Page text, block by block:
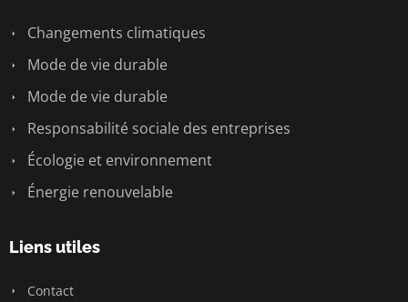
Changements climatiques
Mode de vie durable
Mode de vie durable
Responsabilité sociale des entreprises
Écologie et environnement
Énergie renouvelable
Liens utiles
Contact